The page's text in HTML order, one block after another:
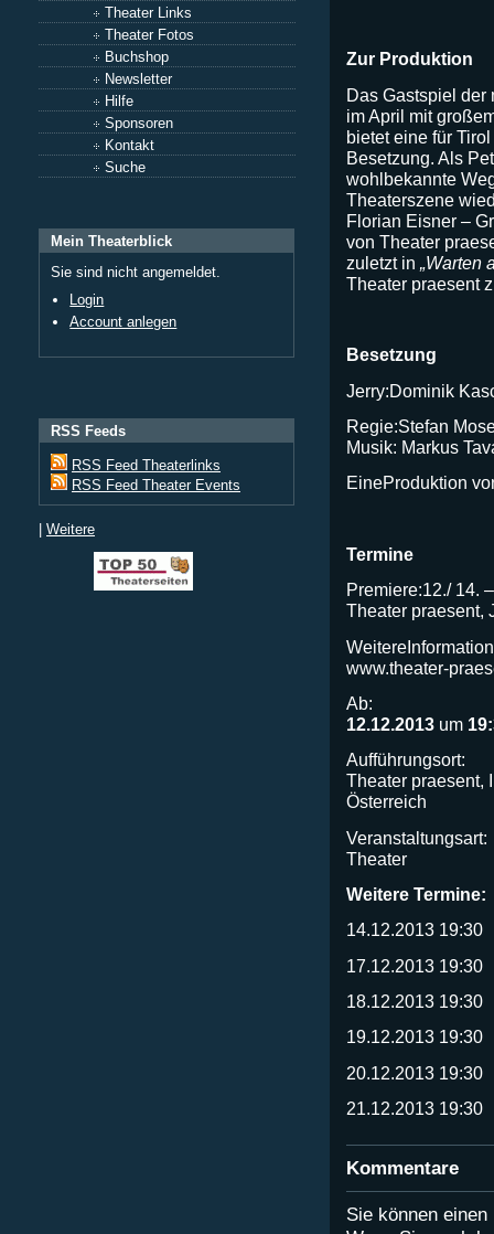
Theater Links
Theater Fotos
Buchshop
Newsletter
Hilfe
Sponsoren
Kontakt
Suche
Mein Theaterblick
Sie sind nicht angemeldet.
Login
Account anlegen
RSS Feeds
RSS Feed Theaterlinks
RSS Feed Theater Events
| Weitere
Zur Produktion
Das Gastspiel der
im April mit
bietet eine für
Besetzung. Als
wohlbekannte
Theaterszene
Florian Eisner –
von Theater
zuletzt in „Warten
Theater praesent
Besetzung
Jerry:Dominik
Regie:Stefan
Musik: Markus
EineProduktion
Termine
Premiere:12./ 14.
Theater praesent,
www.theater-
Ab:
12.12.2013 um
Aufführungsort:
Theater praesent,
Österreich
Veranstaltungsart:
Theater
Weitere Termine:
14.12.2013 19:30
17.12.2013 19:30
18.12.2013 19:30
19.12.2013 19:30
20.12.2013 19:30
21.12.2013 19:30
Kommentare
Sie können